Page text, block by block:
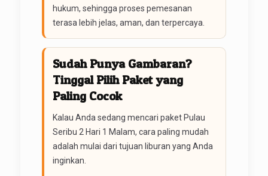
hukum, sehingga proses pemesanan
terasa lebih jelas, aman, dan terpercaya.
Sudah Punya Gambaran?
Tinggal Pilih Paket yang
Paling Cocok
Kalau Anda sedang mencari paket Pulau
Seribu 2 Hari 1 Malam, cara paling mudah
adalah mulai dari tujuan liburan yang Anda
inginkan.